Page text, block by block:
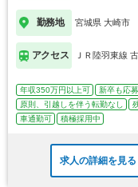
勤務地 宮城県 大崎市
アクセス ＪＲ陸羽東線
年収350万円以上可 新卒も応
原則、引越しを伴う転勤なし
車通勤可
積極採用中
求人の詳細を見る